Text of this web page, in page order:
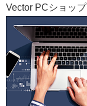
Vector PCショップ